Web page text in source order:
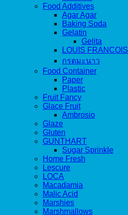
Food Additives
Agar Agar
Baking Soda
Gelatin
Gelita
LOUIS FRANCOIS
กรดมะนาว
Food Container
Paper
Plastic
Fruit Fancy
Glace Fruit
Ambrosio
Glaze
Gluten
GUNTHART
Sugar Sprinkle
Home Fresh
Lescure
LOCA
Macadamia
Malic Acid
Marshies
Marshmallows